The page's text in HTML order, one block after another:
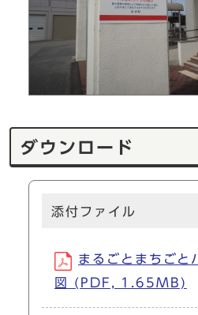
ダウンロード
添付ファイル
まるごとまちごと
図 (PDF, 1.65MB)